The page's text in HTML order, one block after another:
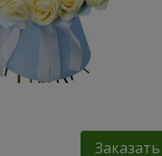
Заказать